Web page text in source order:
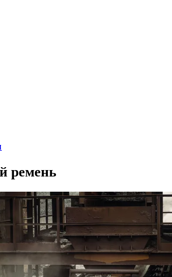
ремень